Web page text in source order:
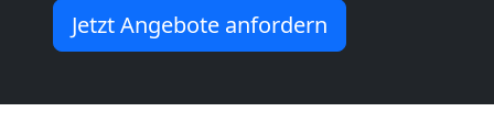
Jetzt Angebote anfordern
International
Beiladung